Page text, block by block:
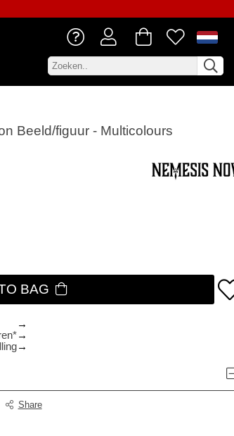
Beeld/figuur - Multicolours
BAG
Share